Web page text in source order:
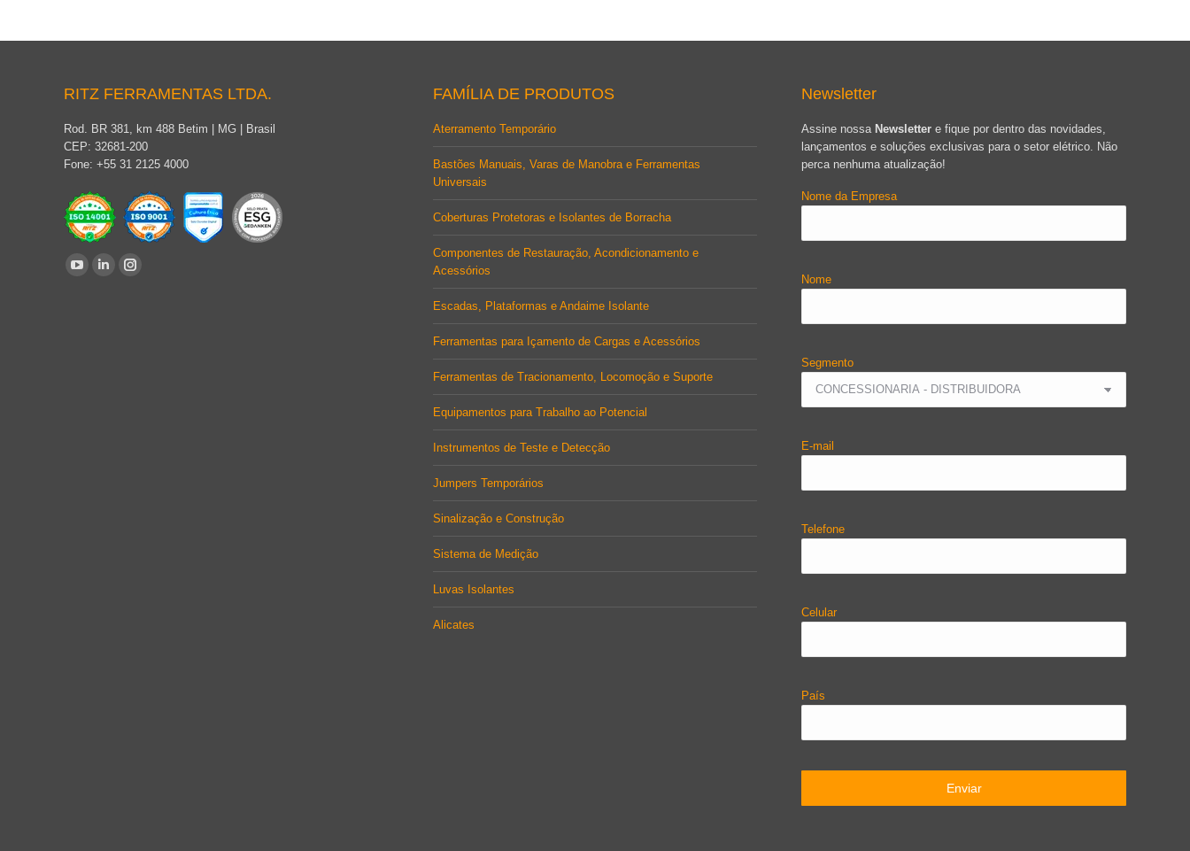
RITZ FERRAMENTAS LTDA.
Rod. BR 381, km 488 Betim | MG | Brasil
CEP: 32681-200
Fone: +55 31 2125 4000
Encontre-nos em:
LinkedinInstagram
FAMÍLIA DE PRODUTOS
Aterramento Temporário
Bastões Manuais, Varas de Manobra e Ferramentas
Universais
Coberturas Protetoras e Isolantes de Borracha
Componentes de Restauração, Acondicionamento e
Acessórios
Escadas, Plataformas e Andaime Isolante
Ferramentas para Içamento de Cargas e Acessórios
Ferramentas de Tracionamento, Locomoção e Suporte
Equipamentos para Trabalho ao Potencial
Instrumentos de Teste e Detecção
Jumpers Temporários
Sinalização e Construção
Sistema de Medição
Luvas Isolantes
Alicates
Newsletter
Assine nossa Newsletter e fique por dentro das novidades,
lançamentos e soluções exclusivas para o setor elétrico. Não
perca nenhuma atualização!
Nome da Empresa
Nome
Segmento
E-mail
Telefone
Celular
País